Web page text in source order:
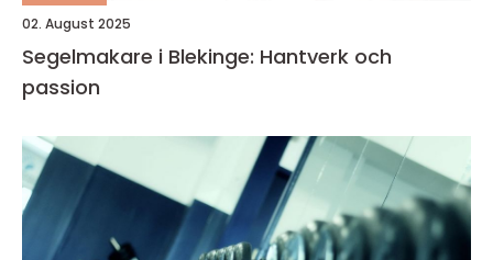
02. August 2025
Segelmakare i Blekinge: Hantverk och
passion